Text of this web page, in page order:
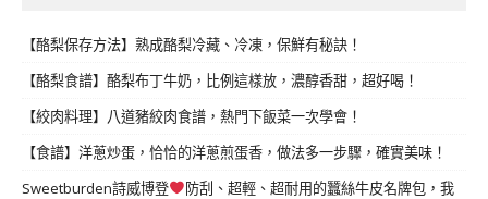
【酪梨保存方法】熟成酪梨冷藏、冷凍，保鮮有秘訣！
【酪梨食譜】酪梨布丁牛奶，比例這樣放，濃醇香甜，超好喝！
【絞肉料理】八道豬絞肉食譜，熱門下飯菜一次學會！
【食譜】洋蔥炒蛋，恰恰的洋蔥煎蛋香，做法多一步驟，確實美味！
Sweetburden詩威博登
防刮、超輕、超耐用的蠶絲牛皮名牌包，我